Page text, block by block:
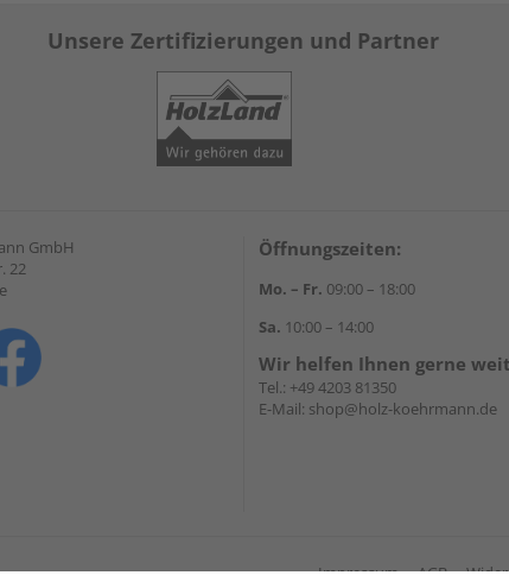
Unsere Zertifizierungen und Partner
GmbH
22
Öffnungszeiten:
Mo. – Fr. 09:00 – 18:00
Sa. 10:00 – 14:00
Wir helfen Ihnen gerne
Tel.: +49 4203 81350
E-Mail: shop@holz-koehrmann.de
Impressum AGB